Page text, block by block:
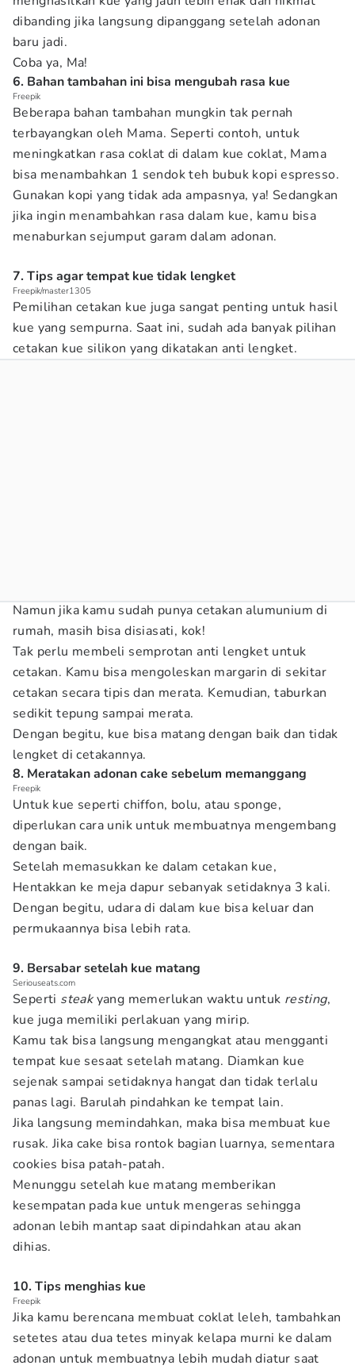
dibanding jika langsung dipanggang setelah adonan
baru jadi.
Coba ya, Ma!
6. Bahan tambahan ini bisa mengubah rasa kue
Freepik
Beberapa bahan tambahan mungkin tak pernah
terbayangkan oleh Mama. Seperti contoh, untuk
meningkatkan rasa coklat di dalam kue coklat, Mama
bisa menambahkan 1 sendok teh bubuk kopi espresso.
Gunakan kopi yang tidak ada ampasnya, ya! Sedangkan
jika ingin menambahkan rasa dalam kue, kamu bisa
menaburkan sejumput garam dalam adonan.
7. Tips agar tempat kue tidak lengket
Freepik/master1305
Pemilihan cetakan kue juga sangat penting untuk hasil
kue yang sempurna. Saat ini, sudah ada banyak pilihan
cetakan kue silikon yang dikatakan anti lengket.
Namun jika kamu sudah punya cetakan alumunium di
rumah, masih bisa disiasati, kok!
Tak perlu membeli semprotan anti lengket untuk
cetakan. Kamu bisa mengoleskan margarin di sekitar
cetakan secara tipis dan merata. Kemudian, taburkan
sedikit tepung sampai merata.
Dengan begitu, kue bisa matang dengan baik dan tidak
lengket di cetakannya.
8. Meratakan adonan cake sebelum memanggang
Freepik
Untuk kue seperti chiffon, bolu, atau sponge,
diperlukan cara unik untuk membuatnya mengembang
dengan baik.
Setelah memasukkan ke dalam cetakan kue,
Hentakkan ke meja dapur sebanyak setidaknya 3 kali.
Dengan begitu, udara di dalam kue bisa keluar dan
permukaannya bisa lebih rata.
9. Bersabar setelah kue matang
Seriouseats.com
Seperti steakyang memerlukan waktu untuk resting,
kue juga memiliki perlakuan yang mirip.
Kamu tak bisa langsung mengangkat atau mengganti
tempat kue sesaat setelah matang. Diamkan kue
sejenak sampai setidaknya hangat dan tidak terlalu
panas lagi. Barulah pindahkan ke tempat lain.
Jika langsung memindahkan, maka bisa membuat kue
rusak. Jika cake bisa rontok bagian luarnya, sementara
cookies bisa patah-patah.
Menunggu setelah kue matang memberikan
kesempatan pada kue untuk mengeras sehingga
adonan lebih mantap saat dipindahkan atau akan
dihias.
10. Tips menghias kue
Freepik
Jika kamu berencana membuat coklat leleh, tambahkan
setetes atau dua tetes minyak kelapa murni ke dalam
adonan untuk membuatnya lebih mudah diatur saat